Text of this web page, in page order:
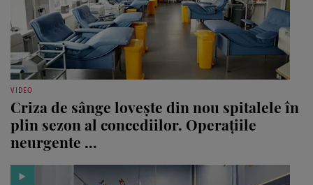
VIDEO
Criza de sânge lovește din nou spitalele în
plin sezon al concediilor. Operațiile
neurgente ...